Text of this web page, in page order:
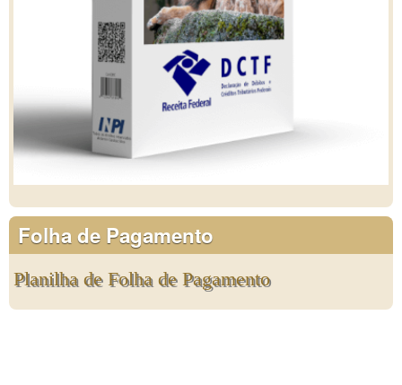
Folha de Pagamento
Planilha de Folha de Pagamento